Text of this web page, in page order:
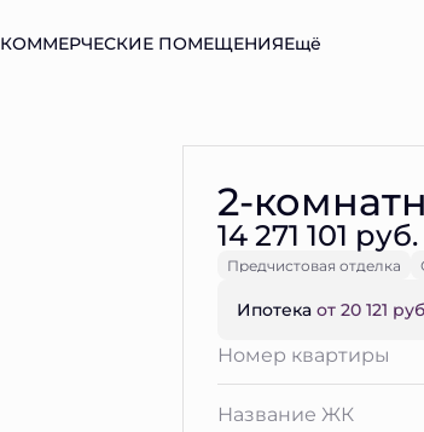
КОММЕРЧЕСКИЕ ПОМЕЩЕНИЯЕщё
2-
14 271 101 руб.
Предчистовая отделка
Ипотека от 20 121
Номер квартиры
Название ЖК